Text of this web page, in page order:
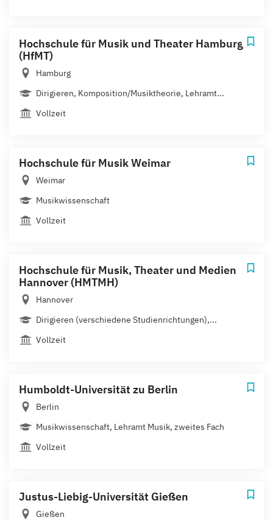
Hochschule für Musik und Theater Hamburg
(HfMT)
Hamburg
Dirigieren, Komposition/Musiktheorie, Lehramt...
Vollzeit
Hochschule für Musik Weimar
Weimar
Musikwissenschaft
Vollzeit
Hochschule für Musik, Theater und Medien
Hannover (HMTMH)
Hannover
Dirigieren (verschiedene Studienrichtungen),...
Vollzeit
Humboldt-Universität zu Berlin
Berlin
Musikwissenschaft, Lehramt Musik, zweites Fach
Vollzeit
Justus-Liebig-Universität Gießen
Gießen